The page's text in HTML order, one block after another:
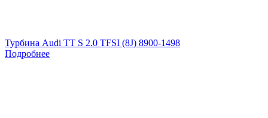
Турбина Audi TT S 2.0 TFSI (8J) 8900-1498
Подробнее